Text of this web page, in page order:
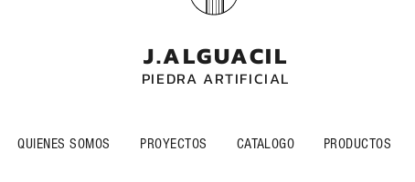
J.ALGUACIL
PIEDRA ARTIFICIAL
QUIENES SOMOS PROYECTOS CATALOGO PRODUCTOS